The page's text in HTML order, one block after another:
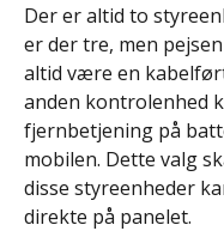
Der er altid to
er der tre, men
altid være en
anden kontrolenhed
fjernbetjening på
mobilen. Dette valg
disse styreenheder
direkte på panelet.